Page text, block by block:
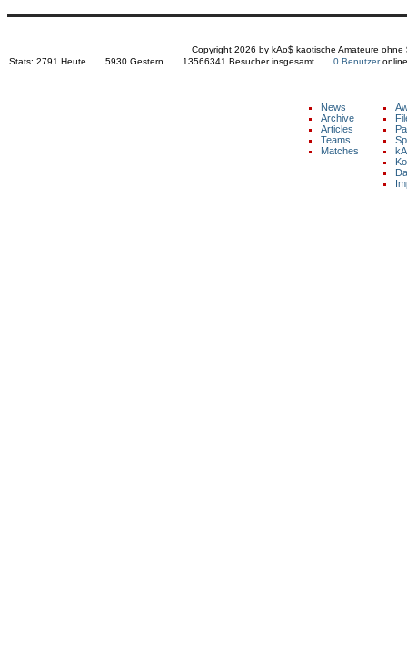
Copyright 2026 by kAo$ kaotische Amateure
Stats: 2791 Heute 5930 Gestern 13566341 Besucher insgesamt 0 Benutzer
News
Archive
Articles
Teams
Matches